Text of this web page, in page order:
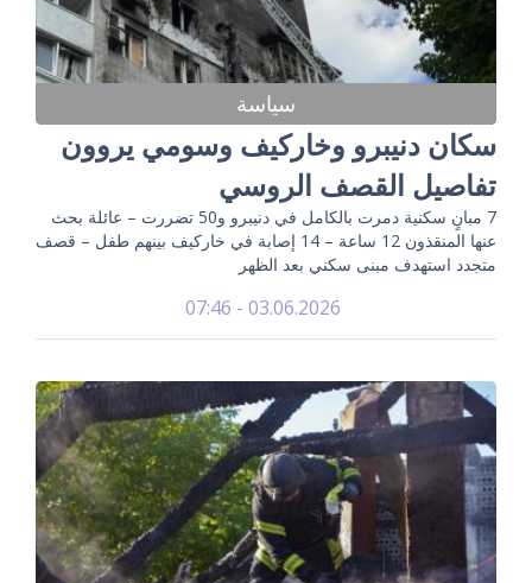
سياسة
سكان دنيبرو وخاركيف وسومي يروون
تفاصيل القصف الروسي
7 مبانٍ سكنية دمرت بالكامل في دنيبرو و50 تضررت – عائلة بحث
عنها المنقذون 12 ساعة – 14 إصابة في خاركيف بينهم طفل – قصف
متجدد استهدف مبنى سكني بعد الظهر
03.06.2026 - 07:46